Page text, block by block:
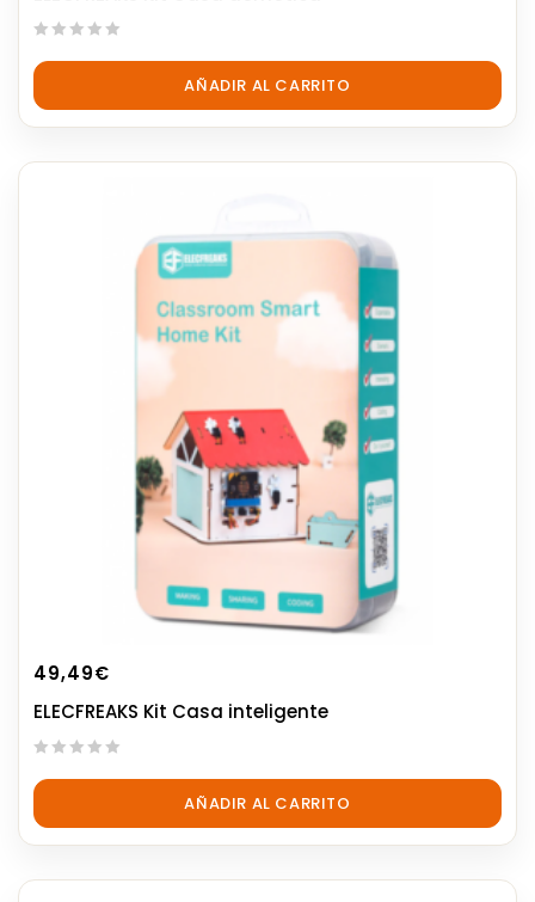
out
5
AÑADIR AL CARRITO
49,49€
ELECFREAKS Kit Casa inteligente
out
5
AÑADIR AL CARRITO